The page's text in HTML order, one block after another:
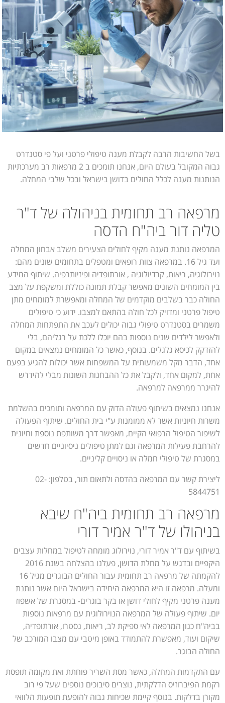
בשל החשיבות הרבה לקבלת מענה טיפולי פרטני ועל פי סטנדרט
גבוה המקובל בעולם היום, אנחנו תומכים ב 2 מרפאות רב מערכתיות
הנותנות מענה לכלל החולים בדושן בישראל ובכל שלבי המחלה.
מרפאה רב תחומית בניהולה של ד"ר
טליה דור ביה"ח הדסה
המרפאה נותנת מענה מקיף לחולים הצעירים משלב אבחון המחלה
ועד גיל 16. במרפאה צוות רופאים ומטפלים בתחומים שונים מהם:
נוירולוגיה, ריאות, קרדיולוגיה , אורתופדיה ופיזיותרפיה. שיתוף המידע
בין המומחים השונים מאפשר קבלת תמונה כוללת ומשקפת על מצב
החולה כבר בשלבים מוקדמים של המחלה ומאפשרת למומחים מתן
טיפול פרטני ומדויק לכל חולה בהתאם למצבו. ידוע כי טיפולים
משמרים בסטנדרט טיפולי גבוה יכולים לעכב את התפתחות המחלה
ולאפשר לילדים שנים נוספות בהם יוכלו ללכת על רגליהם, בלי
להזדקק לכיסא גלגלים. בנוסף, כאשר כל המומחים נמצאים במקום
אחד, הדבר מקל משמעותית על המשפחות אשר יכולות להגיע בפעם
אחת, למקום אחד, ולקבל את כל ההבחנות השונות מבלי להידרש
להיגרר ממרפאה למרפאה.
אנחנו נמצאים בשיתוף פעולה הדוק עם המרפאה ותומכים בהשלמת
משרות חיוניות אשר לא ממומנות ע"י בית החולים. שיתוף הפעולה
לשיפור הטיפול הרפואי הקיים, מאפשר דרך משותפת נוספת וחיונית
להרחבת פעילות המרפאה וגם למתן טיפולים ניסיוניים חדשים
במסגרת של טיפולי חמלה או ניסויים קליניים.
ליצירת קשר עם המרפאה בהדסה ולתאום תור, בטלפון: 02-
5844751
מרפאה רב תחומית ביה"ח שיבא
בניהולו של ד"ר אמיר דורי
בשיתוף עם ד"ר אמיר דורי, נוירולוג מומחה לטיפול במחלות עצבים
היקפיים ובדגש על מחלת הדושן, פעלנו בהצלחה בשנת 2016
להקמתה של מרפאה רב תחומית עבור החולים הבוגרים מגיל 16
ומעלה. מרפאה זו היא המרפאה היחידה בישראל היום אשר נותנת
מענה פרטני מקיף לחולי דושן או בקר בוגרים- במסגרת של אשפוז
יום. שיתוף פעולה של המרפאה הנוירולוגית עם מרפאות נוספות
בביה"ח כגון המרפאה לאי ספיקת לב, ריאות, גסטרו, אורתופדיה,
שיקום ועוד, מאפשרת להתמודד באופן מיטבי עם מצבו המורכב של
החולה הבוגר.
עם התקדמות המחלה, כאשר מסת השריר פוחתת ואת מקומה תופסת
רקמת הפיברוזיס הדלקתית, נוצרים סיבוכים נוספים שעל פי רוב
מקורן בדלקות. בנוסף קיימת שכיחות גבוה להופעת תופעות הלוואי